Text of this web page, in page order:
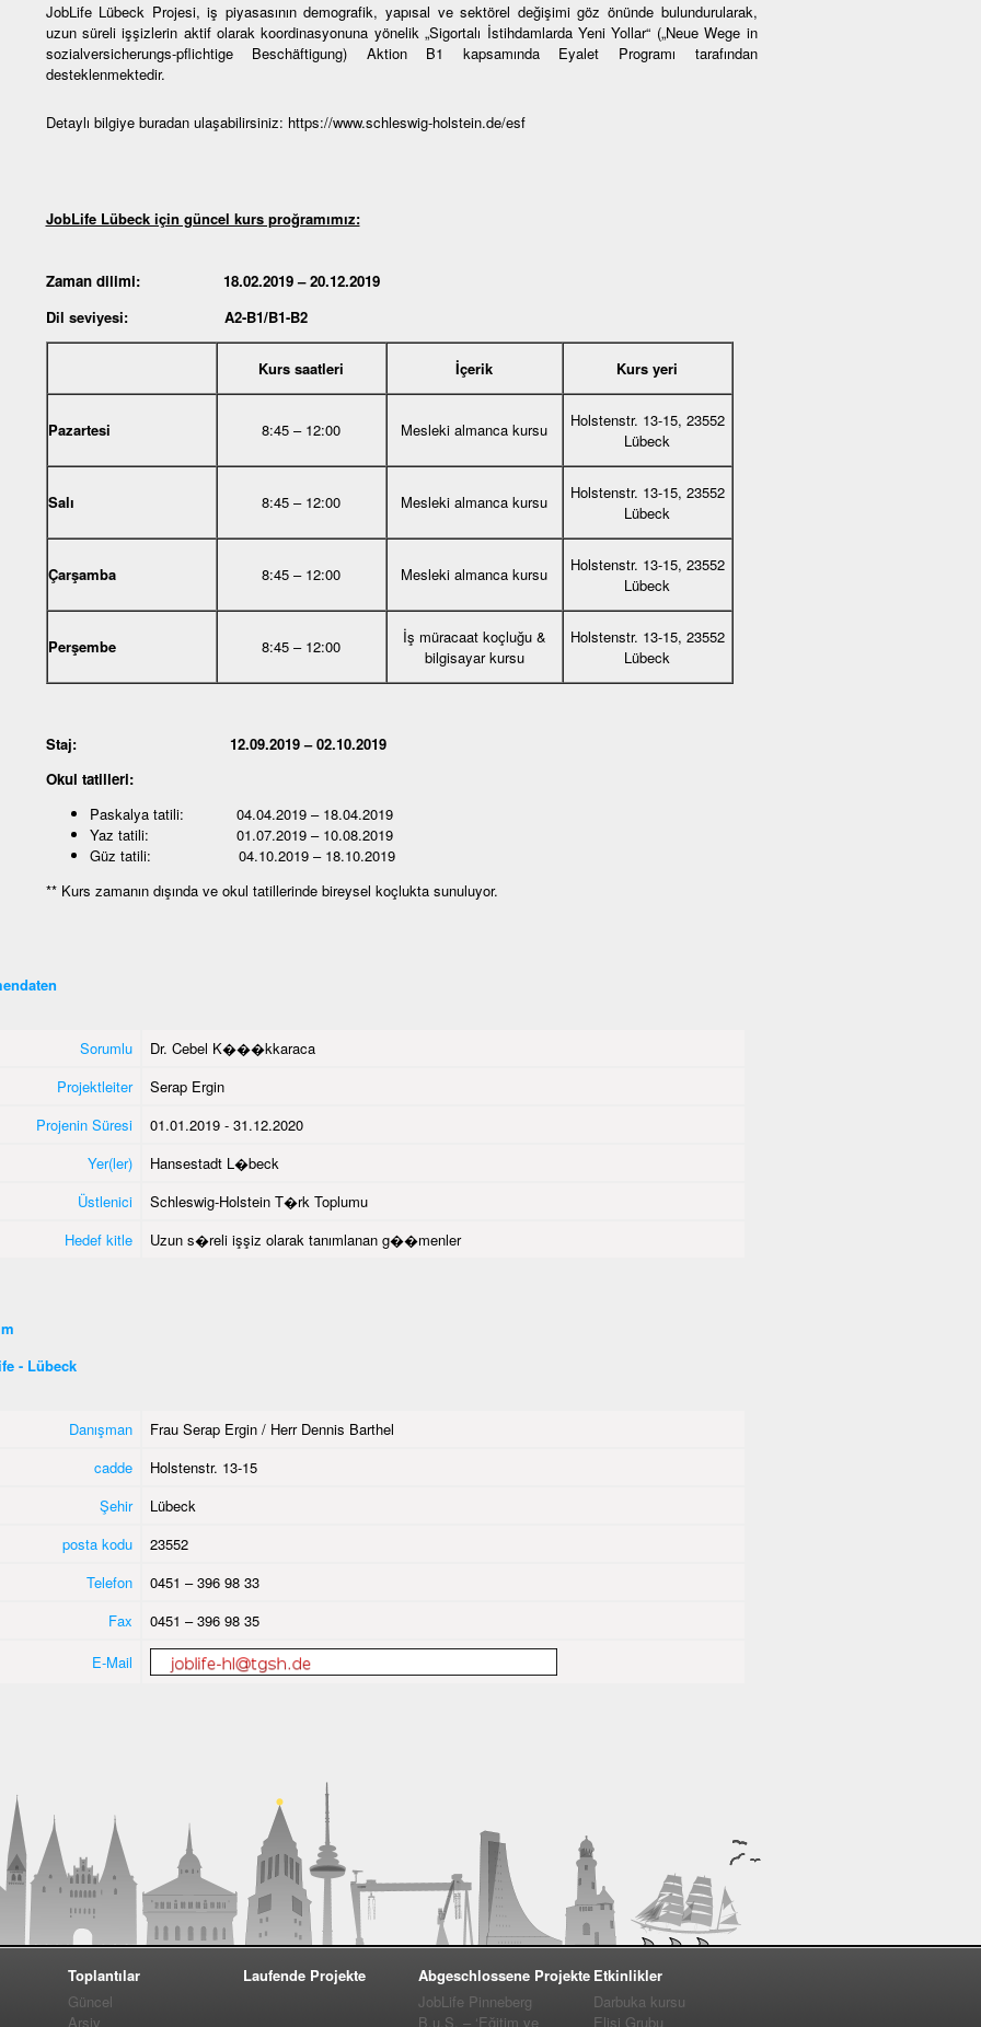
JobLife Lübeck Projesi, iş piyasasının demografik, yapısal ve sektörel değişimi göz önünde bulundurularak,
uzun süreli işşizlerin aktif olarak koordinasyonuna yönelik „Sigortalı İstihdamlarda Yeni Yollar“ („Neue Wege in
sozialversicherungs-pflichtige Beschäftigung) Aktion B1 kapsamında Eyalet Programı tarafından
desteklenmektedir.
Detaylı bilgiye buradan ulaşabilirsiniz: https://www.schleswig-holstein.de/esf
JobLife Lübeck için güncel kurs proğramımız:
Zaman dilimi: 18.02.2019 – 20.12.2019
Dil seviyesi: A2-B1/B1-B2
Kurs saatleri İçerik Kurs yeri
Pazartesi 8:45 – 12:00 Mesleki almanca kursu
Holstenstr. 13-15, 23552
Lübeck
Salı 8:45 – 12:00 Mesleki almanca kursu
Holstenstr. 13-15, 23552
Lübeck
Çarşamba 8:45 – 12:00 Mesleki almanca kursu
Holstenstr. 13-15, 23552
Lübeck
Perşembe 8:45 – 12:00
İş müracaat koçluğu &
bilgisayar kursu
Holstenstr. 13-15, 23552
Lübeck
Staj: 12.09.2019 – 02.10.2019
Okul tatilleri:
Paskalya tatili: 04.04.2019 – 18.04.2019
Yaz tatili: 01.07.2019 – 10.08.2019
Güz tatili: 04.10.2019 – 18.10.2019
** Kurs zamanın dışında ve okul tatillerinde bireysel koçlukta sunuluyor.
Sorumlu
Dr. Cebel K���kkaraca
Projektleiter
Serap Ergin
Projenin Süresi
01.01.2019 - 31.12.2020
Yer(ler)
Hansestadt L�beck
Üstlenici
Schleswig-Holstein T�rk Toplumu
Hedef kitle
Uzun s�reli işşiz olarak tanımlanan g��menler
- Lübeck
Danışman
Frau Serap Ergin / Herr Dennis Barthel
cadde
Holstenstr. 13-15
Şehir
Lübeck
posta kodu
23552
Telefon
0451 – 396 98 33
Fax
0451 – 396 98 35
E-Mail
Toplantılar
Güncel
Arşiv
Laufende Projekte
Abgeschlossene Projekte
JobLife Pinneberg
B.u.S. – ‘Eğitim ve
Etkinlikler
Darbuka kursu
Elişi Grubu